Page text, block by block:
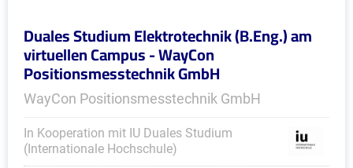
Duales Studium Elektrotechnik (B.Eng.) am
virtuellen Campus - WayCon
Positionsmesstechnik GmbH
WayCon Positionsmesstechnik GmbH
In Kooperation mit IU Duales Studium
(Internationale Hochschule)